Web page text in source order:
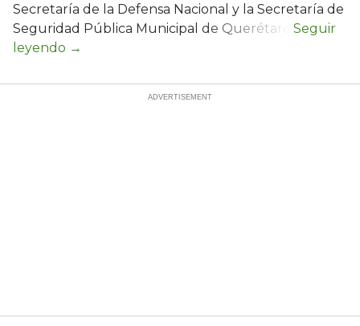
Secretaría de la Defensa Nacional y la Secretaría de
Seguridad Pública Municipal de Querétaro.